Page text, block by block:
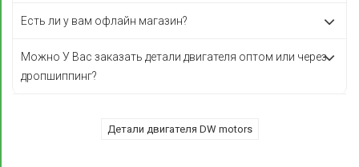
Есть ли у вам офлайн магазин?
Можно У Вас заказать детали двигателя оптом или через
дропшиппинг?
Детали двигателя DW motors